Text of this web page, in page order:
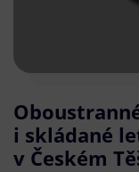
i skládané
v Českém